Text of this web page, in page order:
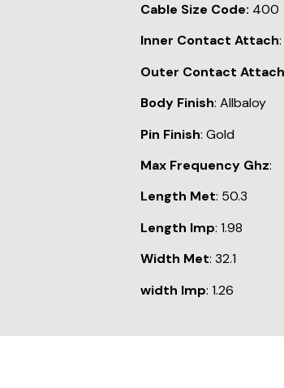
Cable Size Code: 400
Inner Contact Attach
Outer Contact Attach
Body Finish: Allbaloy
Pin Finish: Gold
Max Frequency Ghz:
Length Met: 50.3
Length Imp: 1.98
Width Met: 32.1
width Imp: 1.26